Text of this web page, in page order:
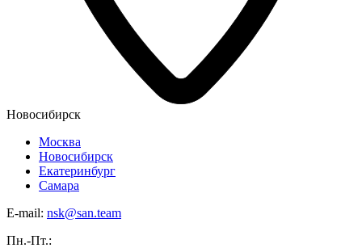
Новосибирск
Москва
Новосибирск
Екатеринбург
Самара
E-mail: nsk@san.team
Пн.-Пт.: